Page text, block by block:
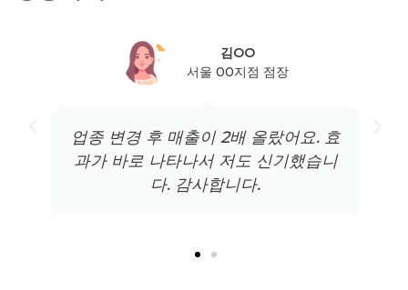
업종 변경 후 매출이 2배 올랐어요. 효
과가 바로 나타나서 저도 신기했습니
다. 감사합니다.
김OO
서울 00지점 점장